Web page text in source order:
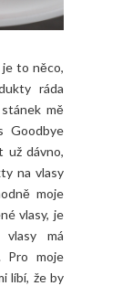
je to něco,
ráda
mě
Goodbye
už dávno,
na vlasy
moje
vlasy, je
má
Pro moje
líbí, že by